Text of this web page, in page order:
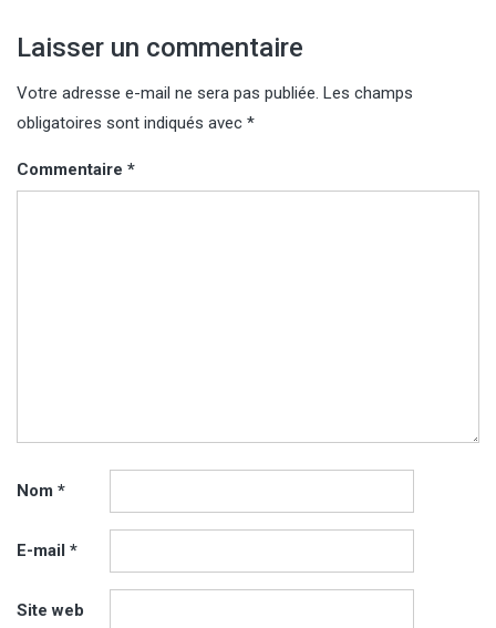
Laisser un commentaire
Votre adresse e-mail ne sera pas publiée. Les champs
obligatoires sont indiqués avec *
Commentaire *
Nom *
E-mail *
Site web